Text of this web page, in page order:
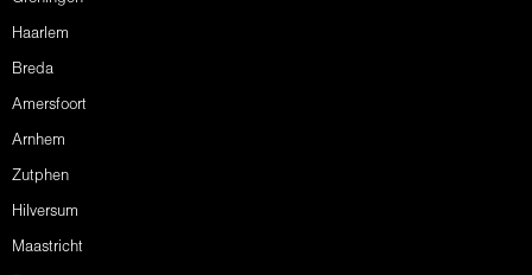
Haarlem
Breda
Amersfoort
Arnhem
Zutphen
Hilversum
Maastricht